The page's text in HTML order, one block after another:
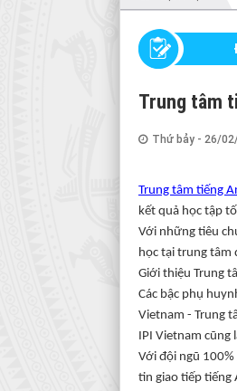
Trung tâm
Thứ bảy - 26/
Trung tâm tiếng
kết quả học tập
Với những tiêu
học tại trung tâm
Giới thiệu Trung
Các bậc phụ
Vietnam - Trung
IPI Vietnam cũng
Với đội ngũ
tin giao tiếp tiếng